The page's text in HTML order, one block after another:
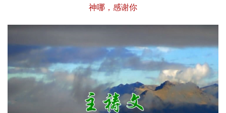
神哪，感谢你